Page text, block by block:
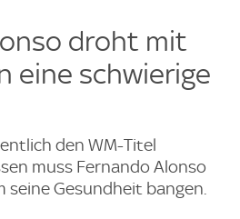
droht mit
eine schwierige
den WM-Titel
muss Fernando Alonso
seine Gesundheit bangen.